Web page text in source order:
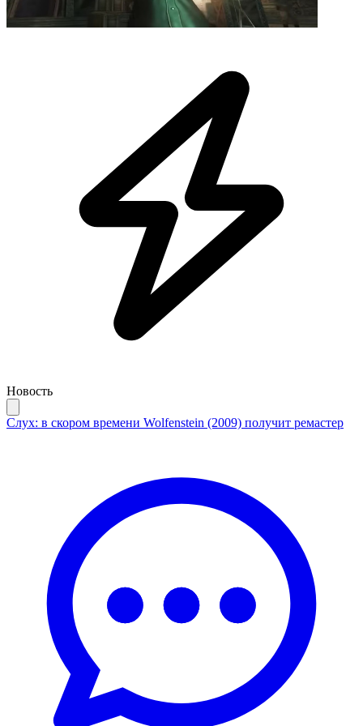
Новость
Слух: в скором времени Wolfenstein (2009) получит ремастер